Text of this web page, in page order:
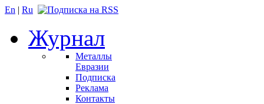
En | Ru
Журнал
Металлы
Евразии
Подписка
Реклама
Контакты